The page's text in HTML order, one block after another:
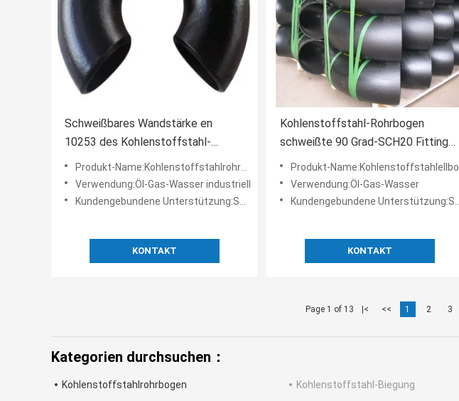
Schweißbares Wandstärke en
10253 des Kohlenstoffstahl-
Rohrbogen-Zeitplan-40
Produkt-Name:Kohlenstoffstahlrohrbogen
Verwendung:Öl-Gas-Wasser industriell
Kundengebundene Unterstützung:Soem
KONTAKT
Kohlenstoffstahl-Rohrbogen
schweißte 90 Grad-SCH20 Fitting
2MM-32MM
Produkt-Name:Kohlenstoffstahlellbogen
Verwendung:Öl-Gas-Wasser
Kundengebundene Unterstützung:Soem
KONTAKT
Page 1 of 13 |< << 1 2 3
Kategorien durchsuchen：
Kohlenstoffstahlrohrbogen Kohlenstoffstahl-Biegung